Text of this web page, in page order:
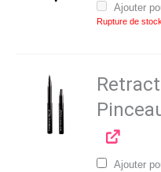
Ajouter
Rupture de stock
Ajouter